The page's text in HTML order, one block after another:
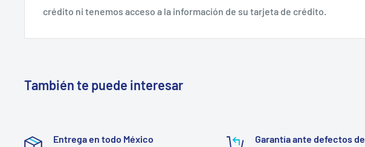
crédito ni tenemos acceso a la información de su tarjeta de crédito.
También te puede interesar
Entrega en todo México
Garantía ante defectos de